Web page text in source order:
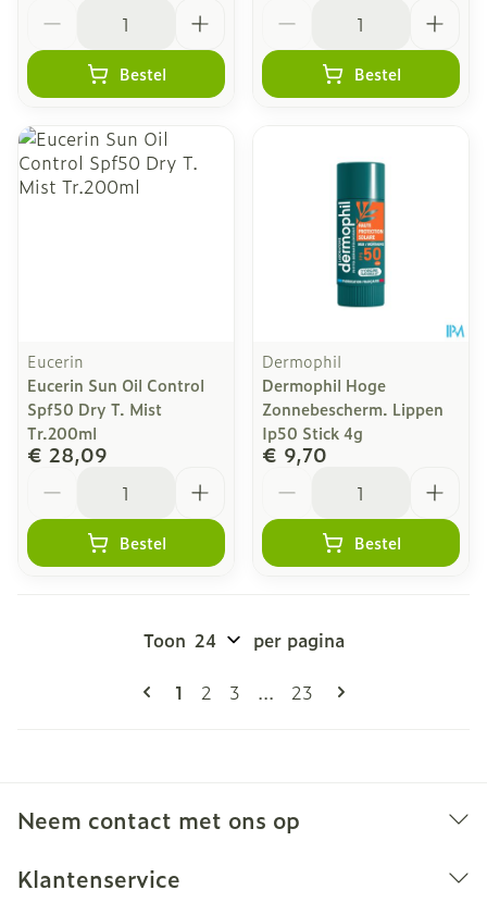
Bestel Bestel
Eucerin
Eucerin Sun Oil Control
Spf50 Dry T. Mist
Tr.200ml
€ 28,09
Bestel
Dermophil
Dermophil Hoge
Zonnebescherm. Lippen
Ip50 Stick 4g
€ 9,70
Bestel
Pagina's
U lees momenteel pagina
1 Pagina
2 Pagina
3 ... Pagina
23
Toon per pagina
Neem contact met ons op
Klantenservice